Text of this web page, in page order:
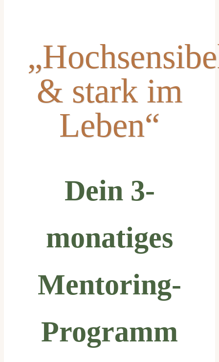
& stark im
Leben“
Dein 3-
monatiges
Mentoring-
Programm